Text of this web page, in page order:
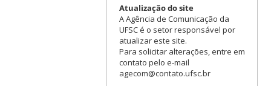
Atualização do site
A Agência de Comunicação da
UFSC é o setor responsável por
atualizar este site.
Para solicitar alterações, entre em
contato pelo e-mail
agecom@contato.ufsc.br